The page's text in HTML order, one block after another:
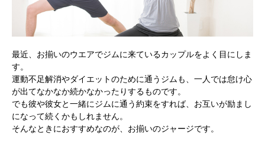
最近、お揃いのウエアでジムに来ているカップルをよく目にしま
す。
運動不足解消やダイエットのために通うジムも、一人では怠け心
が出てなかなか続かなかったりするものです。
でも彼や彼女と一緒にジムに通う約束をすれば、お互いが励まし
になって続くかもしれません。
そんなときにおすすめなのが、お揃いのジャージです。